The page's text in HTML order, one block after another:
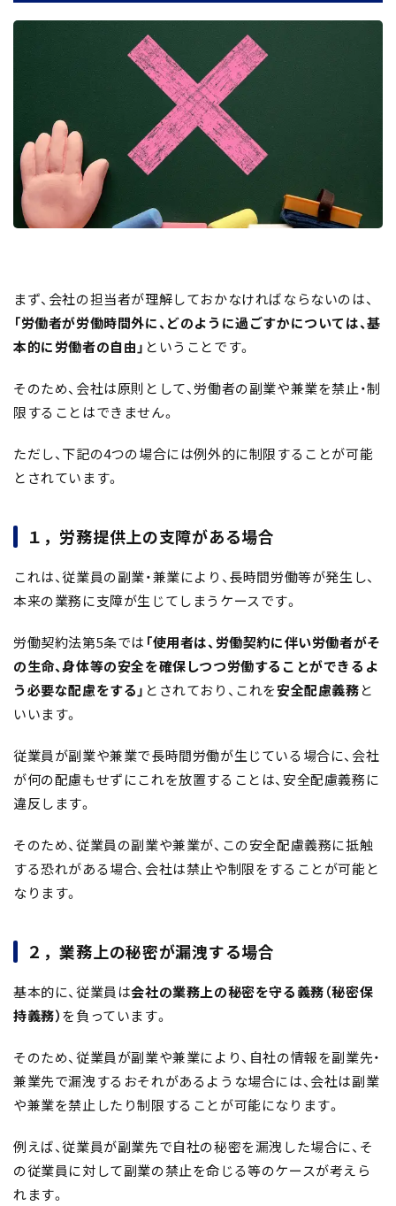
まず、会社の担当者が理解しておかなければならないのは、
「労働者が労働時間外に、どのように過ごすかについては、基
本的に労働者の自由」 ということです。
そのため、会社は原則として、労働者の副業や兼業を禁止・制
限することはできません。
ただし、下記の4つの場合には例外的に制限することが可能
とされています。
１，労務提供上の支障がある場合
これは、従業員の副業・兼業により、長時間労働等が発生し、
本来の業務に支障が生じてしまうケースです。
労働契約法第5条では 「使用者は、労働契約に伴い労働者がそ
の生命、身体等の安全を確保しつつ労働することができるよ
う必要な配慮をする」 とされており、これを安全配慮義務と
いいます。
従業員が副業や兼業で長時間労働が生じている場合に、会社
が何の配慮もせずにこれを放置することは、安全配慮義務に
違反します。
そのため、従業員の副業や兼業が、この安全配慮義務に抵触
する恐れがある場合、会社は禁止や制限をすることが可能と
なります。
２，業務上の秘密が漏洩する場合
基本的に、従業員は会社の業務上の秘密を守る義務（秘密保
持義務）を負っています。
そのため、従業員が副業や兼業により、自社の情報を副業先・
兼業先で漏洩するおそれがあるような場合には、会社は副業
や兼業を禁止したり制限することが可能になります。
例えば、従業員が副業先で自社の秘密を漏洩した場合に、そ
の従業員に対して副業の禁止を命じる等のケースが考えら
れます。